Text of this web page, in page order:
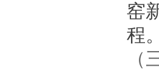
窑
程